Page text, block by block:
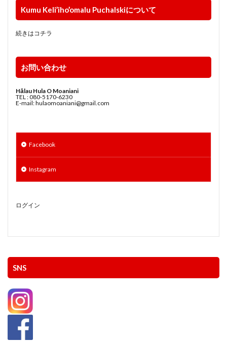
Kumu Keli’iho’omalu Puchalskiについて
続きはコチラ
お問い合わせ
Hālau Hula O Moaniani
TEL : 080-5170-6230
E-mail: hulaomoaniani@gmail.com
Facebook
Instagram
ログイン
SNS